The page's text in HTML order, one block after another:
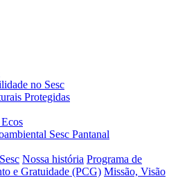
no Sesc
Protegidas
Sesc Pantanal
Nossa história Programa de
e Gratuidade (PCG) Missão, Visão